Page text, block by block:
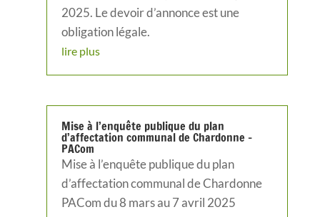
2025. Le devoir d’annonce est une
obligation légale.
lire plus
Mise à l’enquête publique du plan
d’affectation communal de Chardonne –
PACom
Mise à l’enquête publique du plan
d’affectation communal de Chardonne
PACom du 8 mars au 7 avril 2025